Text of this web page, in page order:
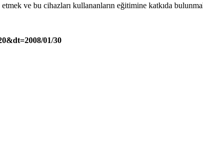
ve bu cihazları kullananların eğitimine katkıda
01/30